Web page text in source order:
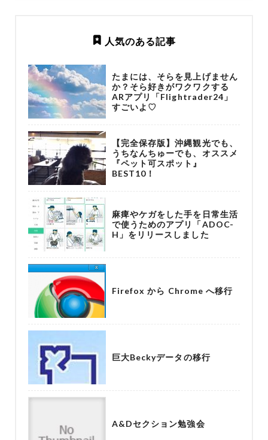
人気のある記事
たまには、そらを見上げません
か？そら好きがワクワクする
ARアプリ「Flightrader24」
すごいよ♡
【完全保存版】沖縄観光でも、
うちなんちゅーでも、オススメ
『ペット可スポット』
BEST10！
麻痺やケガをした手を日常生活
で使うためのアプリ「ADOC-
H」をリリースしました
Firefox から Chrome へ移行
巨大Beckyデータの移行
A&Dセクション勉強会